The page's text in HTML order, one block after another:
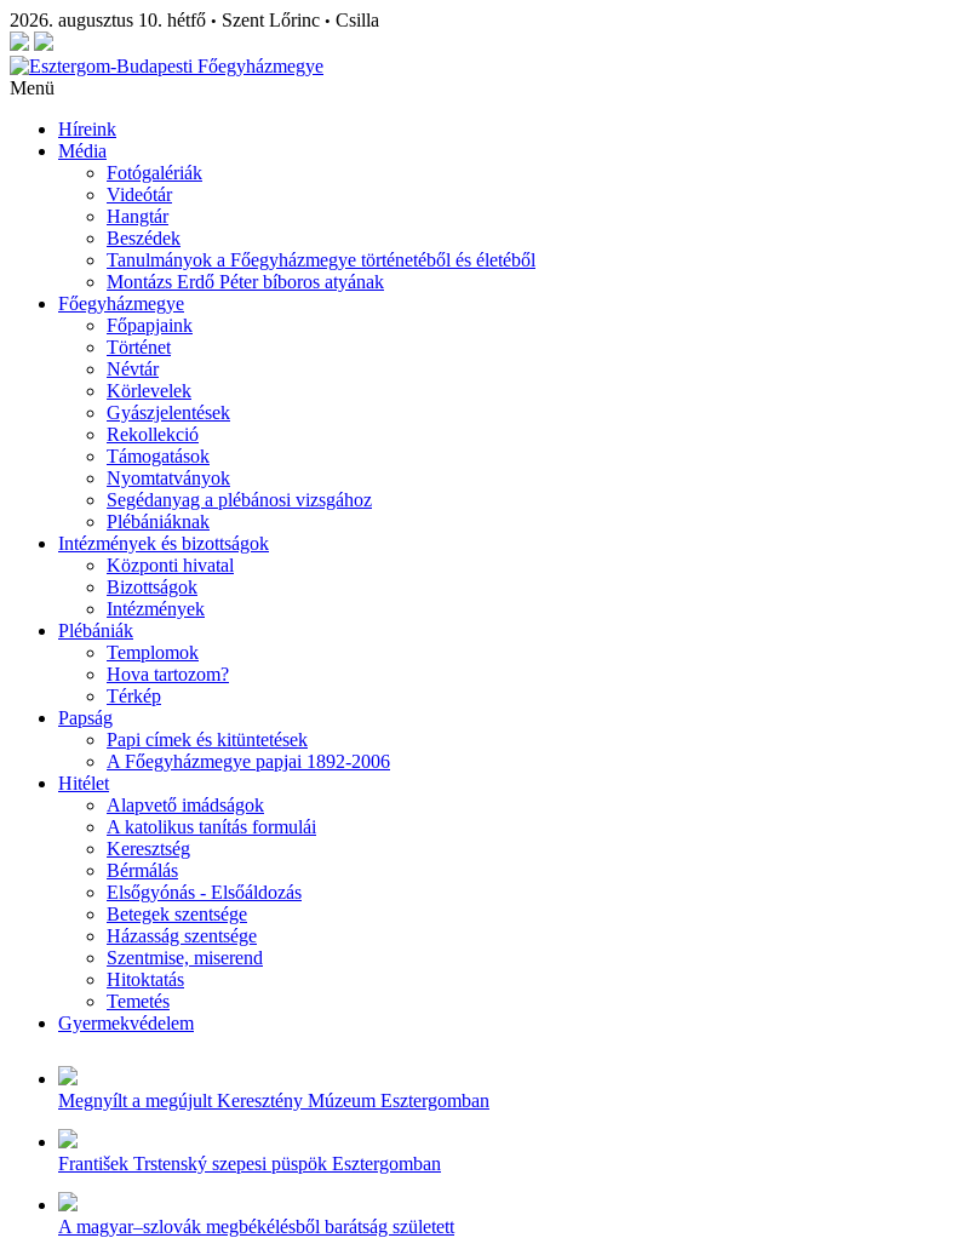
2026. augusztus 10. hétfő • Szent Lőrinc • Csilla
Menü
Híreink
Média
Fotógalériák
Videótár
Hangtár
Beszédek
Tanulmányok a Főegyházmegye történetéből és életéből
Montázs Erdő Péter bíboros atyának
Főegyházmegye
Főpapjaink
Történet
Névtár
Körlevelek
Gyászjelentések
Rekollekció
Támogatások
Nyomtatványok
Segédanyag a plébánosi vizsgához
Plébániáknak
Intézmények és bizottságok
Központi hivatal
Bizottságok
Intézmények
Plébániák
Templomok
Hova tartozom?
Térkép
Papság
Papi címek és kitüntetések
A Főegyházmegye papjai 1892-2006
Hitélet
Alapvető imádságok
A katolikus tanítás formulái
Keresztség
Bérmálás
Elsőgyónás - Elsőáldozás
Betegek szentsége
Házasság szentsége
Szentmise, miserend
Hitoktatás
Temetés
Gyermekvédelem
Megnyílt a megújult Keresztény Múzeum Esztergomban
František Trstenský szepesi püspök Esztergomban
A magyar–szlovák megbékélésből barátság született